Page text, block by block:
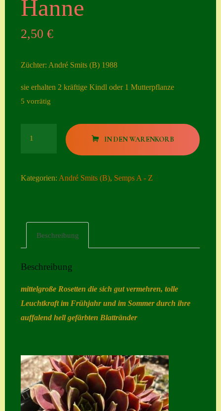
ngen
Datenschutzerklä
mit Semps
Kasse
S. x nixonii
Semps die ich
suche
Hanne
2,50€
Züchter: André Smits (B) 1988
sie erhalten 2 kräftige Kindl oder 1 Mutterpflanze
5 vorrätig
IN DEN WARENKORB
Kategorien:André Smits (B), Semps A - Z
Beschreibung
Beschreibung
mittelgroße Rosetten die sich gut vermehren, tolle
Leuchtkraft im Frühjahr und im Sommer durch ihre
auffalend hell gefärbten Blattränder